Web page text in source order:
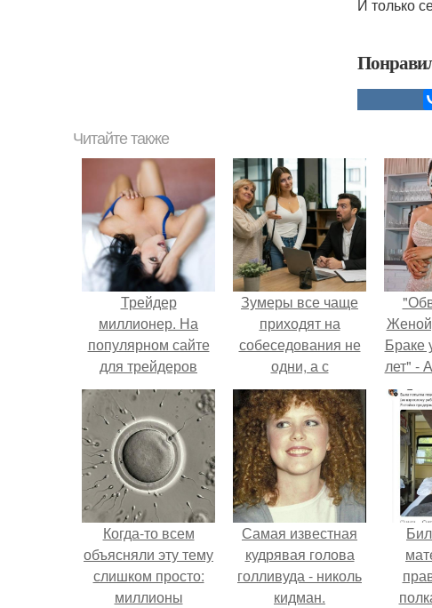
И только
Читайте также
Трейдер
миллионер. На
популярном сайте
для трейдеров
появилось письмо
от 25-летней
девушки, которая
пишет буквально
следующее:
Зумеры все чаще
приходят на
собеседования не
одни, а с
родителями,
жалуются эйчары.
Браке
лет" -
Когда-то всем
объясняли эту тему
слишком просто:
миллионы
Самая известная
кудрявая голова
голливуда - николь
кидман.